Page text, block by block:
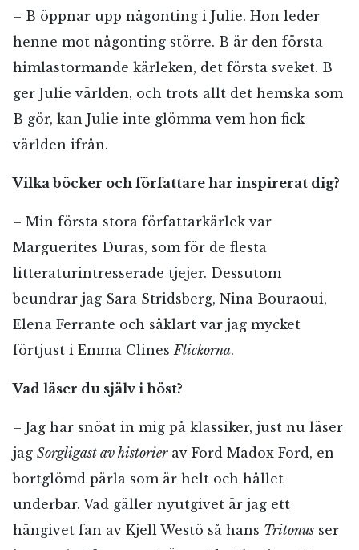
ÅNGRA OCH STÄNG
– B öppnar upp någonting i Julie. Hon leder
henne mot någonting större. B är den första
himlastormande kärleken, det första sveket. B
ger Julie världen, och trots allt det hemska som
B gör, kan Julie inte glömma vem hon fick
världen ifrån.
Vilka böcker och författare har inspirerat dig?
– Min första stora författarkärlek var
Marguerites Duras, som för de flesta
litteraturintresserade tjejer. Dessutom
beundrar jag Sara Stridsberg, Nina Bouraoui,
Elena Ferrante och såklart var jag mycket
förtjust i Emma Clines Flickorna.
Vad läser du själv i höst?
– Jag har snöat in mig på klassiker, just nu läser
jag Sorgligast av historierav Ford Madox Ford, en
bortglömd pärla som är helt och hållet
underbar. Vad gäller nyutgivet är jag ett
hängivet fan av Kjell Westö så hans Tritonus ser